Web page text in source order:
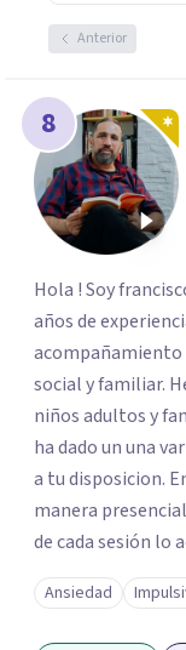
Anterior
8
Hola ! Soy
años de
acompañamiento
social y familiar.
niños adultos y
ha dado un una
a tu disposicion.
manera
de cada sesión lo
Ansiedad